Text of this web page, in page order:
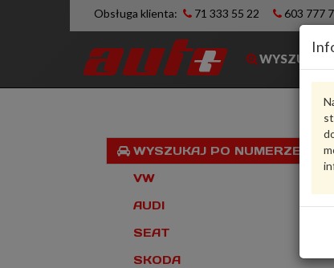
Obsługa klienta: 71 333 55 22 603 777
WYSZUKAJ PO NUMERZE VIN
VW
AUDI
SEAT
SKODA